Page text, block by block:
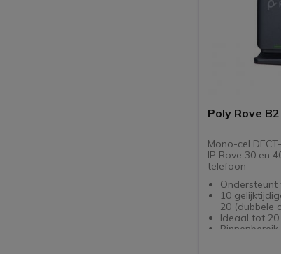
Poly Rove B2
Mono-cel
IP Rove 30 en
telefoon
10
20 (dubbele
Ideaal tot